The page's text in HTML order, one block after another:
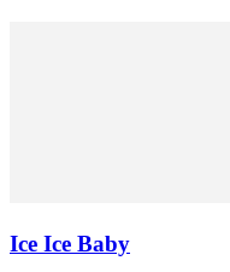
Ice Ice Baby